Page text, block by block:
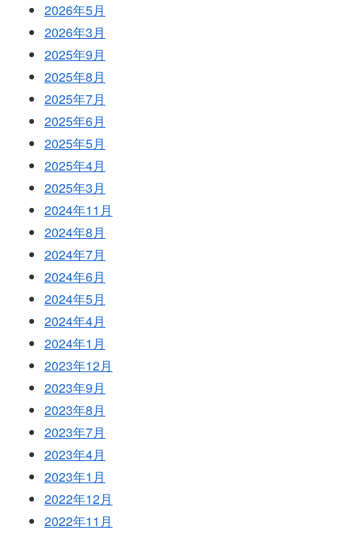
2026年5月
2026年3月
2025年9月
2025年8月
2025年7月
2025年6月
2025年5月
2025年4月
2025年3月
2024年11月
2024年8月
2024年7月
2024年6月
2024年5月
2024年4月
2024年1月
2023年12月
2023年9月
2023年8月
2023年7月
2023年4月
2023年1月
2022年12月
2022年11月